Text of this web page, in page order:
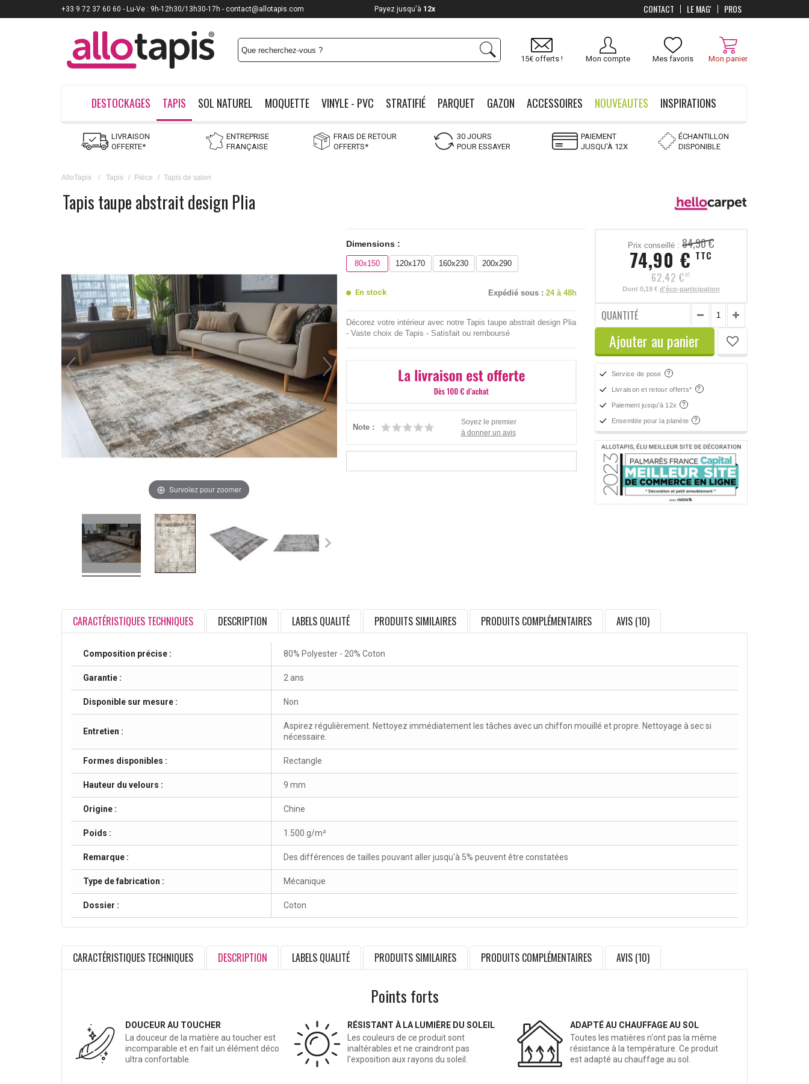
Mon panier
Mes favoris
Mon compte
15€ offerts !
DESTOCKAGES TAPIS SOL NATUREL MOQUETTE VINYLE - PVC STRATIFIÉ PARQUET GAZON ACCESSOIRES NOUVEAUTES INSPIRATIONS
LIVRAISON
OFFERTE*
ENTREPRISE
FRANÇAISE
FRAIS DE RETOUR
OFFERTS*
30 JOURS
POUR ESSAYER
PAIEMENT
JUSQU'À 12X
ÉCHANTILLON
DISPONIBLE
AlloTapis / Tapis / Pièce / Tapis de salon
Tapis taupe abstrait design Plia
Survolez pour zoomer
Dimensions :
80x150 120x170 160x230 200x290
En stock Expédié sous : 24 à 48h
Décorez votre intérieur avec notre Tapis taupe abstrait design Plia
- Vaste choix de Tapis - Satisfait ou remboursé
Note :
Soyez le premier
à donner un avis
Prix conseillé :84,90 €
74,90 € TTC
62,42 € HT
Dont 0,19 € d'éco-participation
QUANTITÉ
Ajouter au panier
Service de pose
Livraison et retour offerts*
Paiement jusqu'à 12x
Ensemble pour la planète
CARACTÉRISTIQUES TECHNIQUES DESCRIPTION LABELS QUALITÉ PRODUITS SIMILAIRES PRODUITS COMPLÉMENTAIRES AVIS (10)
Composition précise : 80% Polyester - 20% Coton
Garantie : 2 ans
Disponible sur mesure : Non
Entretien :
Aspirez régulièrement. Nettoyez immédiatement les tâches avec un chiffon mouillé et propre. Nettoyage à sec si
nécessaire.
Formes disponibles : Rectangle
Hauteur du velours : 9 mm
Origine : Chine
Poids : 1.500 g/m²
Remarque : Des différences de tailles pouvant aller jusqu'à 5% peuvent être constatées
Type de fabrication : Mécanique
Dossier : Coton
CARACTÉRISTIQUES TECHNIQUES DESCRIPTION LABELS QUALITÉ PRODUITS SIMILAIRES PRODUITS COMPLÉMENTAIRES AVIS (10)
Points forts
DOUCEUR AU TOUCHER
La douceur de la matière au toucher est
incomparable et en fait un élément déco
ultra confortable.
RÉSISTANT À LA LUMIÈRE DU SOLEIL
Les couleurs de ce produit sont
inaltérables et ne craindront pas
l'exposition aux rayons du soleil.
ADAPTÉ AU CHAUFFAGE AU SOL
Toutes les matières n‘ont pas la même
résistance à la température. Ce produit
est adapté au chauffage au sol.
PROS
LE MAG'
CONTACT
+33 9 72 37 60 60 - Lu-Ve : 9h-12h30/13h30-17h - contact@allotapis.com Payez jusqu'à 12x OFFERTSdès 100 €